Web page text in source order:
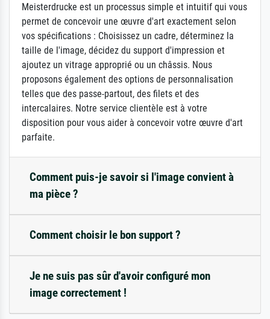
Meisterdrucke est un processus simple et intuitif qui vous
permet de concevoir une œuvre d'art exactement selon
vos spécifications : Choisissez un cadre, déterminez la
taille de l'image, décidez du support d'impression et
ajoutez un vitrage approprié ou un châssis. Nous
proposons également des options de personnalisation
telles que des passe-partout, des filets et des
intercalaires. Notre service clientèle est à votre
disposition pour vous aider à concevoir votre œuvre d'art
parfaite.
Comment puis-je savoir si l'image convient à
ma pièce ?
Comment choisir le bon support ?
Je ne suis pas sûr d'avoir configuré mon
image correctement !